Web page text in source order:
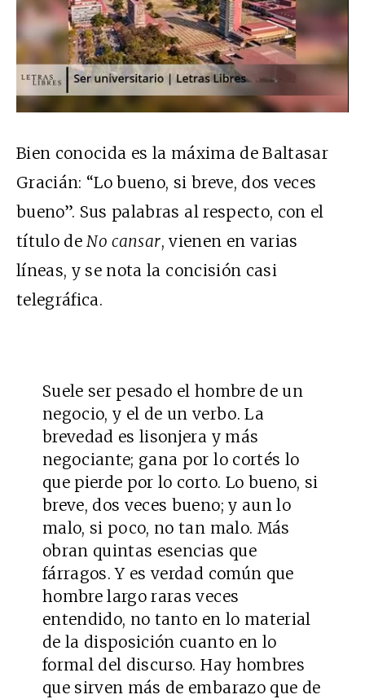
Bien conocida es la máxima de Baltasar
Gracián: “Lo bueno, si breve, dos veces
bueno”. Sus palabras al respecto, con el
título de No cansar, vienen en varias
líneas, y se nota la concisión casi
telegráfica.
Suele ser pesado el hombre de un
negocio, y el de un verbo. La
brevedad es lisonjera y más
negociante; gana por lo cortés lo
que pierde por lo corto. Lo bueno, si
breve, dos veces bueno; y aun lo
malo, si poco, no tan malo. Más
obran quintas esencias que
fárragos. Y es verdad común que
hombre largo raras veces
entendido, no tanto en lo material
de la disposición cuanto en lo
formal del discurso. Hay hombres
que sirven más de embarazo que de